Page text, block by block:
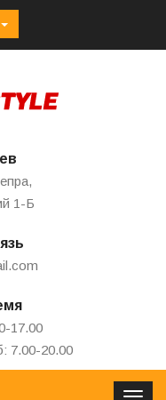
1-Б
17.00
7.00-20.00